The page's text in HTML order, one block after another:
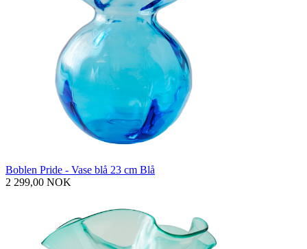
Boblen Pride - Vase blå 23 cm Blå
2 299,00 NOK